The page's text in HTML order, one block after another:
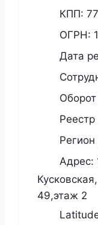
КПП:
ОГРН:
Дата
Регион
Адрес:
49,этаж 2